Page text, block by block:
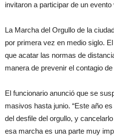
invitaron a participar de un evento
La Marcha del Orgullo de la
por primera vez en medio siglo.
que acatar las normas de
manera de prevenir el contagio
El funcionario anunció que se
masivos hasta junio. “Este año
del desfile del orgullo, y
esa marcha es una parte muy